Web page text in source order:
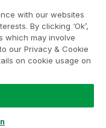
with our websites
By clicking ‘Ok’,
which may involve
our Privacy & Cookie
on cookie usage on